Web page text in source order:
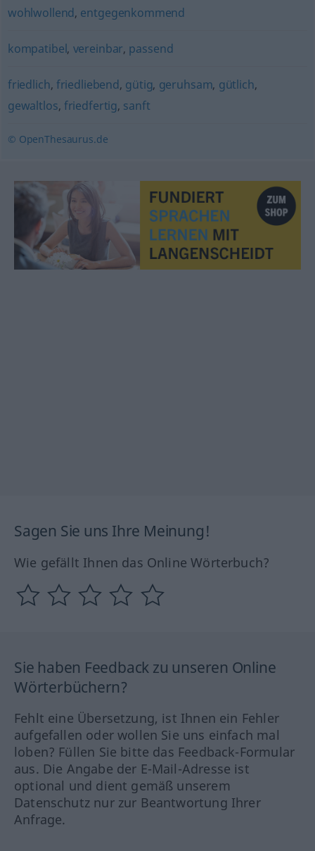
wohlwollend, entgegenkommend
kompatibel, vereinbar, passend
friedlich, friedliebend, gütig, geruhsam, gütlich,
gewaltlos, friedfertig, sanft
© OpenThesaurus.de
Sagen Sie uns Ihre Meinung!
Wie gefällt Ihnen das Online Wörterbuch?
Sie haben Feedback zu unseren Online
Wörterbüchern?
Fehlt eine Übersetzung, ist Ihnen ein Fehler
aufgefallen oder wollen Sie uns einfach mal
loben? Füllen Sie bitte das Feedback-Formular
aus. Die Angabe der E-Mail-Adresse ist
optional und dient gemäß unserem
Datenschutz nur zur Beantwortung Ihrer
Anfrage.